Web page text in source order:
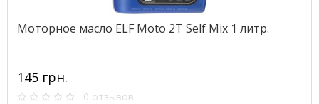
Моторное масло ELF Moto 2Т Self Mix 1 литр.
145 грн.
0 отзывов